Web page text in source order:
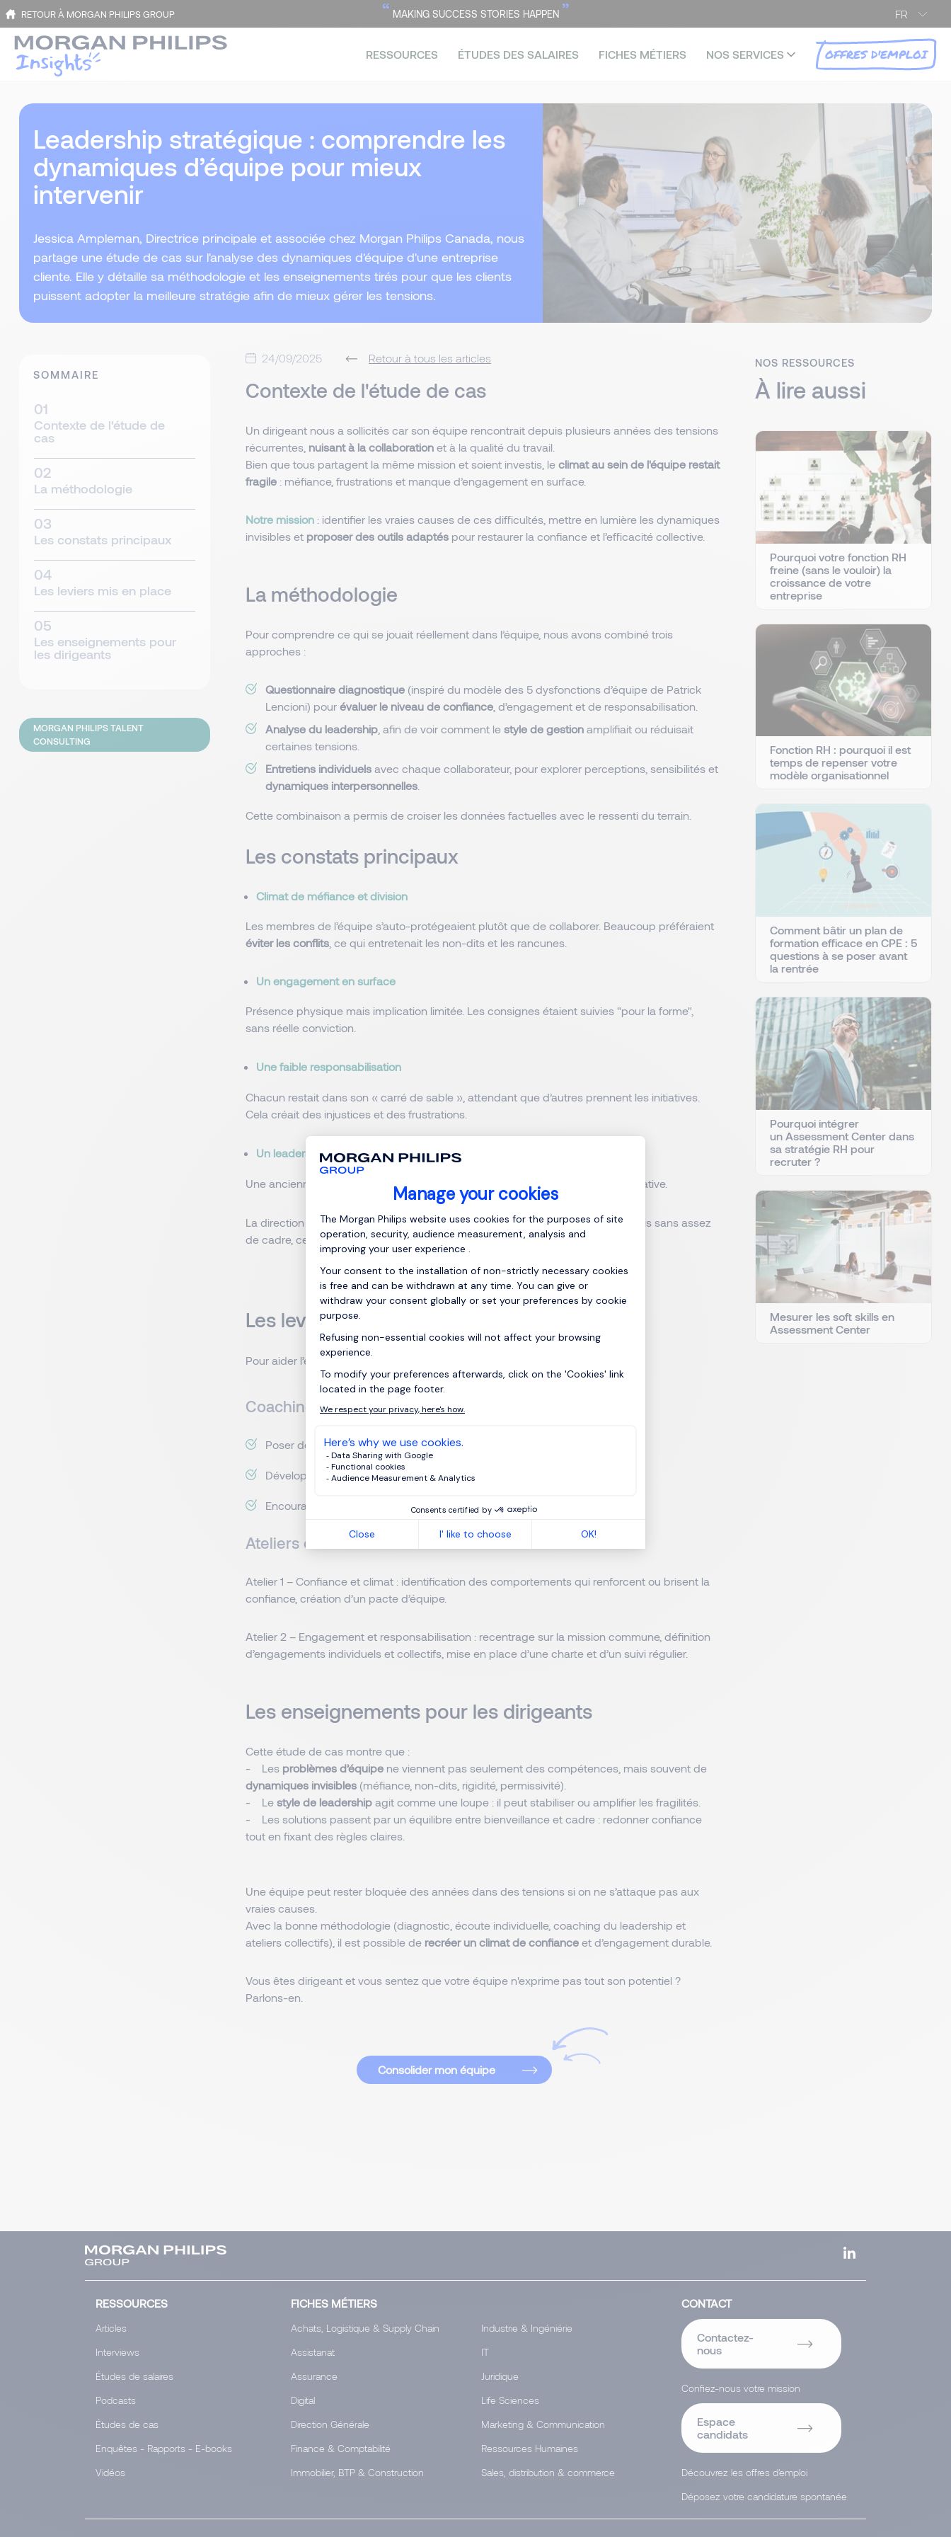
FR
RETOUR À MORGAN PHILIPS GROUP “ MAKING SUCCESS STORIES HAPPEN ”
RESSOURCES ÉTUDES DES SALAIRES FICHES MÉTIERS NOS SERVICES OFFRES D'EMPLOI
Leadership stratégique : comprendre les
dynamiques d’équipe pour mieux
intervenir
Jessica Ampleman, Directrice principale et associée chez Morgan Philips Canada, nous
partage une étude de cas sur l'analyse des dynamiques d'équipe d'une entreprise
cliente. Elle y détaille sa méthodologie et les enseignements tirés pour que les clients
puissent adopter la meilleure stratégie afin de mieux gérer les tensions.
24/09/2025 Retour à tous les articles
Contexte de l'étude de cas
Un dirigeant nous a sollicités car son équipe rencontrait depuis plusieurs années des tensions
récurrentes, nuisant à la collaboration et à la qualité du travail.
Bien que tous partagent la même mission et soient investis, le climat au sein de l'équipe restait
fragile : méfiance, frustrations et manque d’engagement en surface.
Notre mission : identifier les vraies causes de ces difficultés, mettre en lumière les dynamiques
invisibles et proposer des outils adaptés pour restaurer la confiance et l’efficacité collective.
La méthodologie
Pour comprendre ce qui se jouait réellement dans l’équipe, nous avons combiné trois
approches :
Questionnaire diagnostique (inspiré du modèle des 5 dysfonctions d’équipe de Patrick
Lencioni) pour évaluer le niveau de confiance , d’engagement et de responsabilisation.
Analyse du leadership , afin de voir comment le style de gestion amplifiait ou réduisait
certaines tensions.
Entretiens individuels avec chaque collaborateur, pour explorer perceptions, sensibilités et
dynamiques interpersonnelles
Cette combinaison a permis de croiser les données factuelles avec le ressenti du terrain.
Les constats principaux
Climat de méfiance et division
Les membres de l’équipe s’auto-protégeaient plutôt que de collaborer. Beaucoup préféraient
éviter les conflits , ce qui entretenait les non-dits et les rancunes.
Un engagement en surface
Présence physique mais implication limitée. Les consignes étaient suivies "pour la forme",
sans réelle conviction.
Une faible responsabilisation
Chacun restait dans son « carré de sable », attendant que d’autres prennent les initiatives.
Cela créait des injustices et des frustrations.
Un leadership à ajuster
Une ancienne direction autoritaire avait apporté de la structure, mais bridé l’initiative.
La direction actuelle, plus bienveillante et participative, a redonné confiance mais sans assez
de cadre, ce qui a laissé persister l’ambiguïté.
Les leviers mis en place
Pour aider l’équipe à progresser, nous avons travaillé sur deux niveaux :
Coaching de direction
Poser des attentes claires et uniformes.
Développer une communication assertive pour recadrer tôt les tensions.
Encourager la responsabilisation et la valorisation des efforts.
Ateliers collectifs
Atelier 1 – Confiance et climat : identification des comportements qui renforcent ou brisent la
confiance, création d’un pacte d’équipe.
Atelier 2 – Engagement et responsabilisation : recentrage sur la mission commune, définition
d’engagements individuels et collectifs, mise en place d’une charte et d’un suivi régulier.
Les enseignements pour les dirigeants
Cette étude de cas montre que :
- Les problèmes d’équipe ne viennent pas seulement des compétences, mais souvent de
dynamiques invisibles (méfiance, non-dits, rigidité, permissivité).
- Le style de leadership agit comme une loupe : il peut stabiliser ou amplifier les fragilités.
- Les solutions passent par un équilibre entre bienveillance et cadre : redonner confiance
tout en fixant des règles claires.
Une équipe peut rester bloquée des années dans des tensions si on ne s’attaque pas aux
vraies causes.
Avec la bonne méthodologie (diagnostic, écoute individuelle, coaching du leadership et
ateliers collectifs), il est possible de recréer un climat de confiance et d’engagement durable.
Vous êtes dirigeant et vous sentez que votre équipe n'exprime pas tout son potentiel ?
Parlons-en.
Consolider mon équipe
SOMMAIRE
Contexte de l'étude de
cas
La méthodologie
Les constats principaux
Les leviers mis en place
Les enseignements pour
les dirigeants
MORGAN PHILIPS TALENT
CONSULTING
NOS RESSOURCES
À lire aussi
Pourquoi votre fonction RH
freine (sans le vouloir) la
croissance de votre
entreprise
Fonction RH : pourquoi il est
temps de repenser votre
modèle organisationnel
Comment bâtir un plan de
formation efficace en CPE : 5
questions à se poser avant
la rentrée
Pourquoi intégrer
un Assessment Center dans
sa stratégie RH pour
recruter ?
Mesurer les soft skills en
Assessment Center
RESSOURCES
Articles
Interviews
Études de salaires
Podcasts
Études de cas
Enquêtes - Rapports - E-books
Vidéos
FICHES MÉTIERS
Achats, Logistique & Supply Chain
Assistanat
Assurance
Digital
Direction Générale
Finance & Comptabilité
Immobilier, BTP & Construction
Industrie & Ingéniérie
IT
Juridique
Life Sciences
Marketing & Communication
Ressources Humaines
Sales, distribution & commerce
CONTACT
Contactez-
nous
Confiez-nous votre mission
Espace
candidats
Découvrez les offres d'emploi
Déposez votre candidature spontanée